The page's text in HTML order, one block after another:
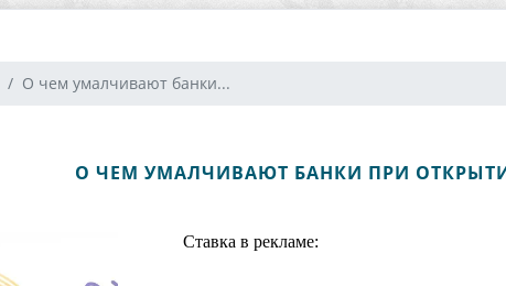
О чем умалчивают банки...
О ЧЕМ УМАЛЧИВАЮТ БАНКИ ПРИ
Ставка в рекламе: